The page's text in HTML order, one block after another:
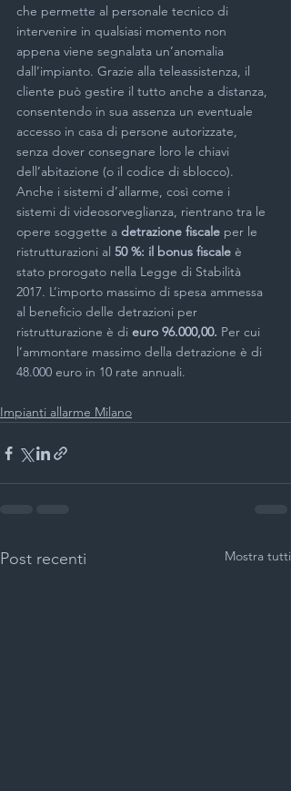
che permette al personale tecnico di
intervenire in qualsiasi momento non
appena viene segnalata un’anomalia
dall’impianto. Grazie alla teleassistenza, il
cliente può gestire il tutto anche a distanza,
consentendo in sua assenza un eventuale
accesso in casa di persone autorizzate,
senza dover consegnare loro le chiavi
dell’abitazione (o il codice di sblocco).
Anche i sistemi d’allarme, così come i
sistemi di videosorveglianza, rientrano tra le
opere soggette a detrazione fiscale per le
ristrutturazioni al 50 %: il bonus fiscale è
stato prorogato nella Legge di Stabilità
2017. L’importo massimo di spesa ammessa
al beneficio delle detrazioni per
ristrutturazione è di euro 96.000,00. Per cui
l’ammontare massimo della detrazione è di
48.000 euro in 10 rate annuali.
Impianti allarme Milano
Post recenti Mostra tutti